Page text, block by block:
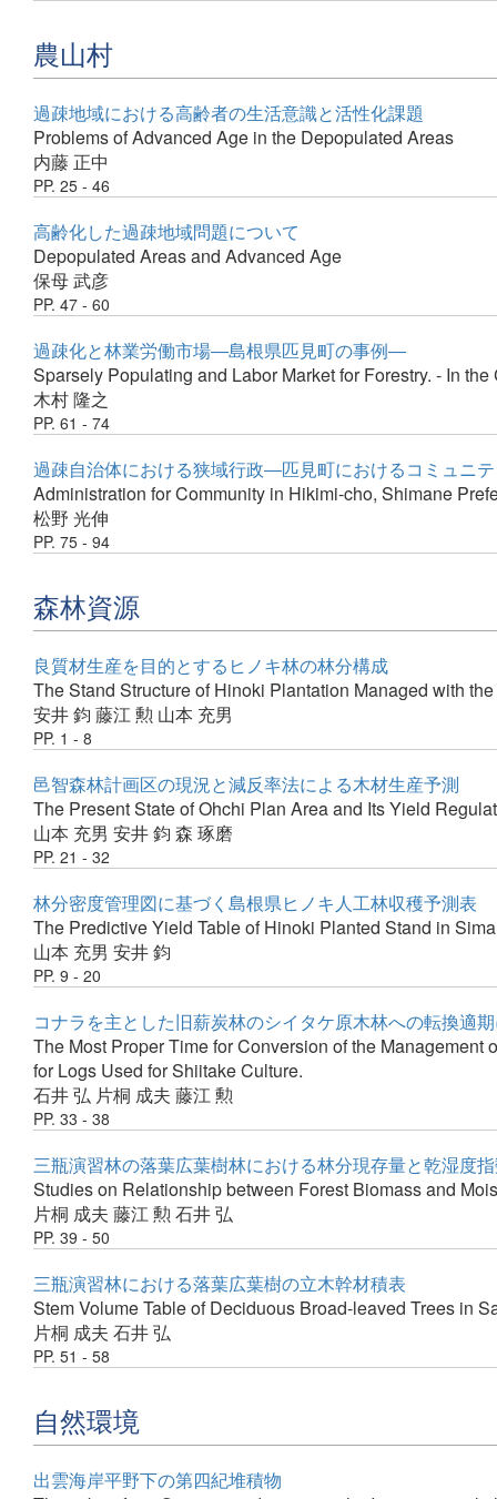
農山村
過疎地域における高齢者の生活意識と活性化課題
Problems of Advanced Age in the Depopulated Areas
内藤 正中
PP. 25 - 46
高齢化した過疎地域問題について
Depopulated Areas and Advanced Age
保母 武彦
PP. 47 - 60
過疎化と林業労働市場―島根県匹見町の事例―
Sparsely Populating and Labor Market for Forestry. - In
木村 隆之
PP. 61 - 74
過疎自治体における狭域行政―匹見町におけるコミュニ
Administration for Community in Hikimi-cho, Shimane
松野 光伸
PP. 75 - 94
森林資源
良質材生産を目的とするヒノキ林の林分構成
The Stand Structure of Hinoki Plantation Managed with
安井 鈞 藤江 勲 山本 充男
PP. 1 - 8
邑智森林計画区の現況と減反率法による木材生産予測
The Present State of Ohchi Plan Area and Its Yield
山本 充男 安井 鈞 森 琢磨
PP. 21 - 32
林分密度管理図に基づく島根県ヒノキ人工林収穫予測表
The Predictive Yield Table of Hinoki Planted Stand in
山本 充男 安井 鈞
PP. 9 - 20
コナラを主とした旧薪炭林のシイタケ原木林への転換適
The Most Proper Time for Conversion of the
for Logs Used for Shiitake Culture.
石井 弘 片桐 成夫 藤江 勲
PP. 33 - 38
三瓶演習林の落葉広葉樹林における林分現存量と乾湿度
Studies on Relationship between Forest Biomass and
片桐 成夫 藤江 勲 石井 弘
PP. 39 - 50
三瓶演習林における落葉広葉樹の立木幹材積表
Stem Volume Table of Deciduous Broad-leaved Trees in
片桐 成夫 石井 弘
PP. 51 - 58
自然環境
出雲海岸平野下の第四紀堆積物